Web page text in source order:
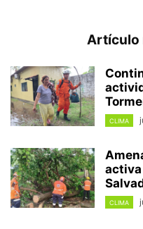
Artículo
CLIMA
activa
CLIMA